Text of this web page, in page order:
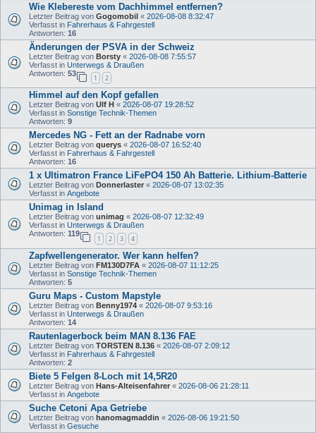
Wie Klebereste vom Dachhimmel entfernen?
Letzter Beitrag von Gogomobil « 2026-08-08 8:32:47
Verfasst in Fahrerhaus & Fahrgestell
Antworten: 16
Änderungen der PSVA in der Schweiz
Letzter Beitrag von Borsty « 2026-08-08 7:55:57
Verfasst in Unterwegs & Draußen
Antworten: 53
1 2
Himmel auf den Kopf gefallen
Letzter Beitrag von Ulf H « 2026-08-07 19:28:52
Verfasst in Sonstige Technik-Themen
Antworten: 9
Mercedes NG - Fett an der Radnabe vorn
Letzter Beitrag von querys « 2026-08-07 16:52:40
Verfasst in Fahrerhaus & Fahrgestell
Antworten: 16
1 x Ultimatron France LiFePO4 150 Ah Batterie. Lithium-Batterie
Letzter Beitrag von Donnerlaster « 2026-08-07 13:02:35
Verfasst in Angebote
Unimag in Island
Letzter Beitrag von unimag « 2026-08-07 12:32:49
Verfasst in Unterwegs & Draußen
Antworten: 119
1 2 3 4
Zapfwellengenerator. Wer kann helfen?
Letzter Beitrag von FM130D7FA « 2026-08-07 11:12:25
Verfasst in Sonstige Technik-Themen
Antworten: 5
Guru Maps - Custom Mapstyle
Letzter Beitrag von Benny1974 « 2026-08-07 9:53:16
Verfasst in Unterwegs & Draußen
Antworten: 14
Rautenlagerbock beim MAN 8.136 FAE
Letzter Beitrag von TORSTEN 8.136 « 2026-08-07 2:09:12
Verfasst in Fahrerhaus & Fahrgestell
Antworten: 2
Biete 5 Felgen 8-Loch mit 14,5R20
Letzter Beitrag von Hans-Alteisenfahrer « 2026-08-06 21:28:11
Verfasst in Angebote
Suche Cetoni Apa Getriebe
Letzter Beitrag von hanomagmaddin « 2026-08-06 19:21:50
Verfasst in Gesuche